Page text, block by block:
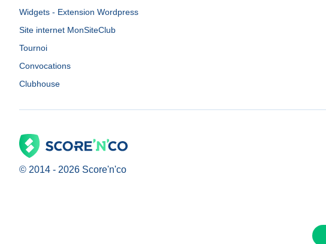
Widgets - Extension Wordpress
Site internet MonSiteClub
Tournoi
Convocations
Clubhouse
© 2014 - 2026 Score'n'co